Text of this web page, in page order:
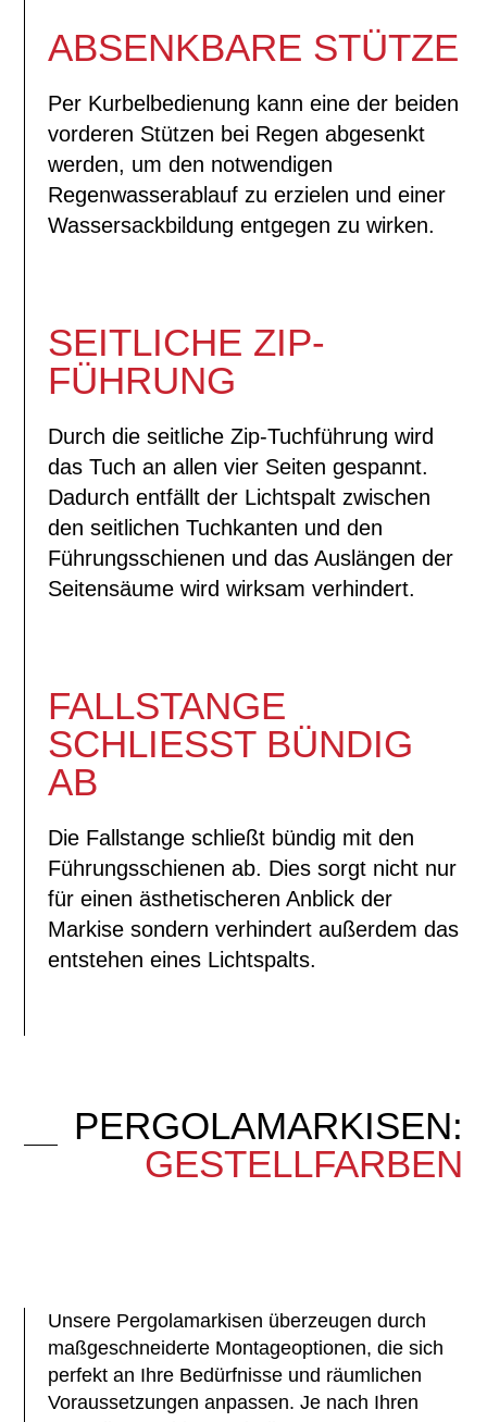
ABSENKBARE STÜTZE
Per Kurbelbedienung kann eine der beiden
vorderen Stützen bei Regen abgesenkt
werden, um den notwendigen
Regenwasserablauf zu erzielen und einer
Wassersackbildung entgegen zu wirken.
SEITLICHE ZIP-
FÜHRUNG
Durch die seitliche Zip-Tuchführung wird
das Tuch an allen vier Seiten gespannt.
Dadurch entfällt der Lichtspalt zwischen
den seitlichen Tuchkanten und den
Führungsschienen und das Auslängen der
Seitensäume wird wirksam verhindert.
FALLSTANGE
SCHLIESST BÜNDIG A
B
Die Fallstange schließt bündig mit den
Führungsschienen ab. Dies sorgt nicht nur
für einen ästhetischeren Anblick der
Markise sondern verhindert außerdem das
entstehen eines Lichtspalts.
PERGOLAMARKISEN:
GESTELLFARBEN
Unsere Pergolamarkisen überzeugen durch
maßgeschneiderte Montageoptionen, die sich
perfekt an Ihre Bedürfnisse und räumlichen
Voraussetzungen anpassen. Je nach Ihren